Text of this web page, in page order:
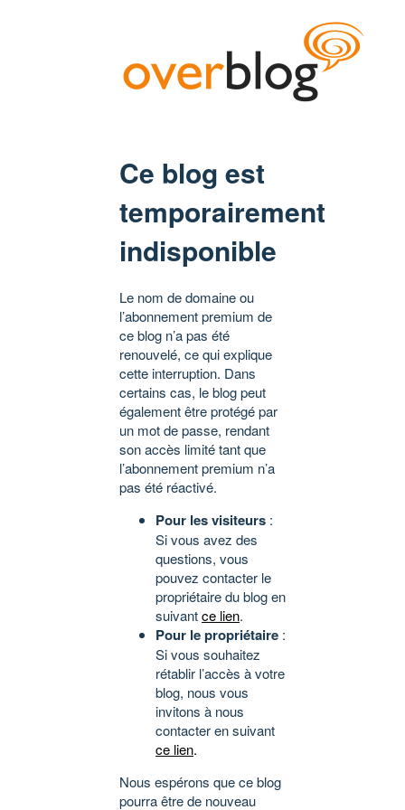
Ce blog est
temporairement
indisponible
Le nom de domaine ou
l’abonnement premium de
ce blog n’a pas été
renouvelé, ce qui explique
cette interruption. Dans
certains cas, le blog peut
également être protégé par
un mot de passe, rendant
son accès limité tant que
l’abonnement premium n’a
pas été réactivé.
Pour les visiteurs :
Si vous avez des
questions, vous
pouvez contacter le
propriétaire du blog en
suivantce lien.
Pour le propriétaire :
Si vous souhaitez
rétablir l’accès à votre
blog, nous vous
invitons à nous
contacter en suivant
ce lien.
Nous espérons que ce blog
pourra être de nouveau